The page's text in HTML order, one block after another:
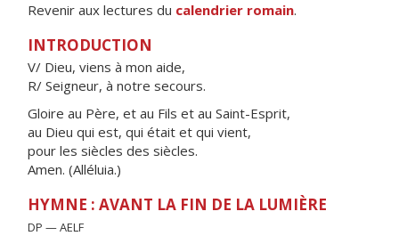
Revenir aux lectures du calendrier romain.
INTRODUCTION
V/ Dieu, viens à mon aide,
R/ Seigneur, à notre secours.
Gloire au Père, et au Fils et au Saint-Esprit,
au Dieu qui est, qui était et qui vient,
pour les siècles des siècles.
Amen. (Alléluia.)
HYMNE : AVANT LA FIN DE LA LUMIÈRE
DP — AELF